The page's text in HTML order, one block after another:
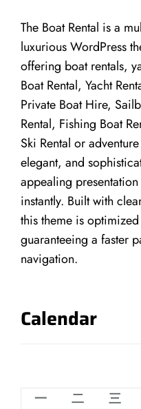
The Boat Rental is a
luxurious WordPress
offering boat rentals,
Boat Rental, Yacht
Private Boat Hire,
Rental, Fishing Boat
Ski Rental or
elegant, and
appealing
instantly. Built with
this theme is
guaranteeing a faster
navigation.
Calendar
一
二 三